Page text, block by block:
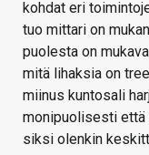
kohdat eri
tuo mittari on
puolesta on
mitä lihaksia on
miinus kuntosali
monipuolisesti että
siksi olenkin